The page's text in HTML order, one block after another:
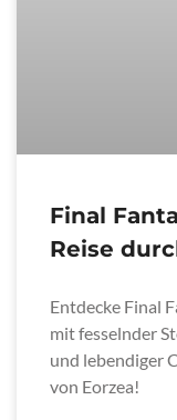
Final
Reise
Entdecke Final
mit fesselnder
und lebendiger
von Eorzea!